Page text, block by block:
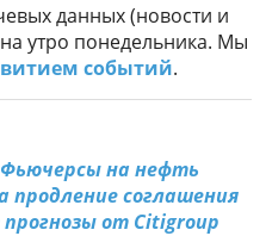
данных (новости и
утро понедельника. Мы
событий.
Фьючерсы на нефть
продление соглашения
от Citigroup